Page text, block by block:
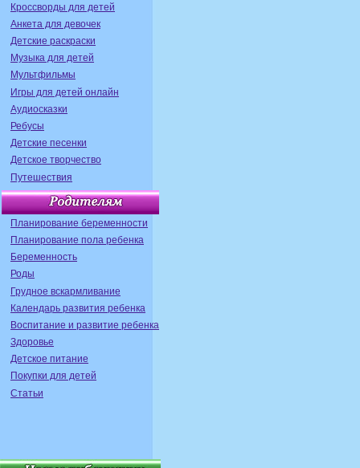
Кроссворды для детей
Анкета для девочек
Детские раскраски
Музыка для детей
Мультфильмы
Игры для детей онлайн
Аудиосказки
Ребусы
Детские песенки
Детское творчество
Путешествия
Планирование беременности
Планирование пола ребенка
Беременность
Роды
Грудное вскармливание
Календарь развития ребенка
Воспитание и развитие ребенка
Здоровье
Детское питание
Покупки для детей
Статьи